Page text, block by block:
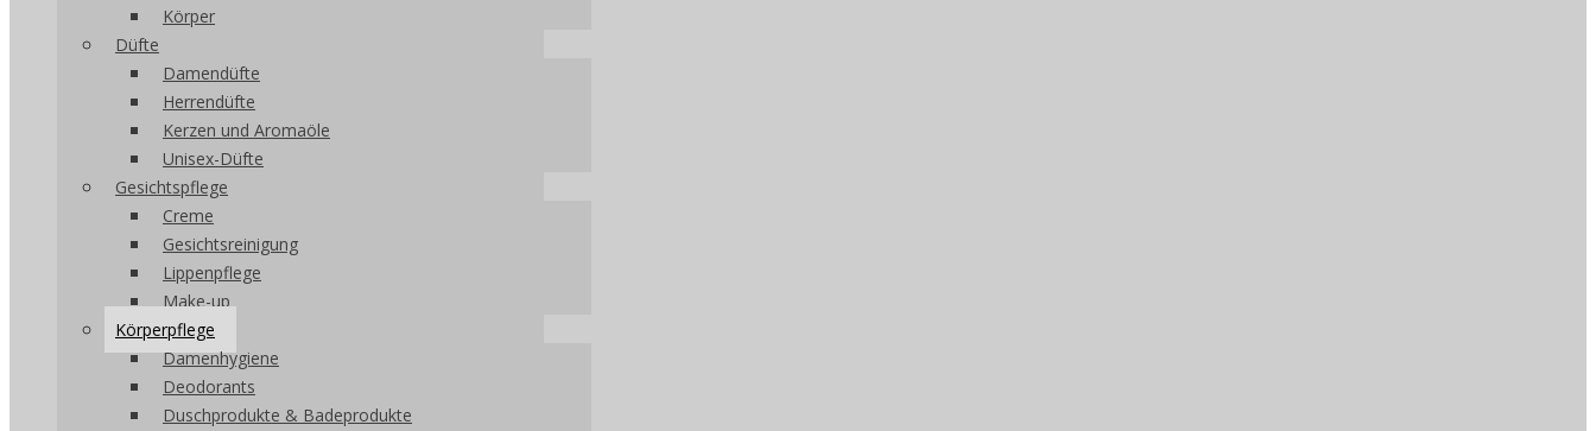
Körper
Düfte
Damendüfte
Herrendüfte
Kerzen und Aromaöle
Unisex-Düfte
Gesichtspflege
Creme
Gesichtsreinigung
Lippenpflege
Make-up
Körperpflege
Damenhygiene
Deodorants
Duschprodukte & Badeprodukte